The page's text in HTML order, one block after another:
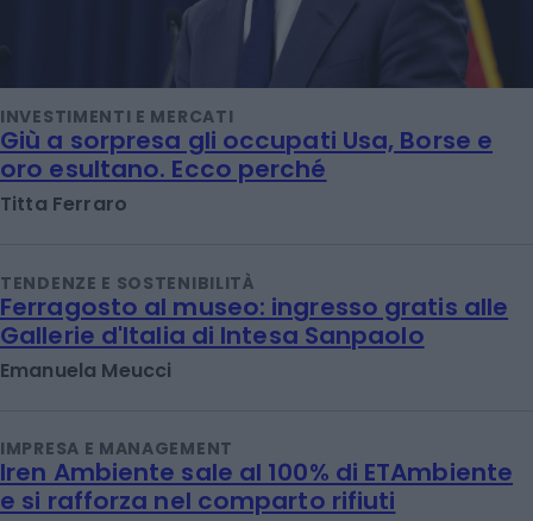
INVESTIMENTI E MERCATI
Giù a sorpresa gli occupati Usa, Borse e
oro esultano. Ecco perché
Titta Ferraro
TENDENZE E SOSTENIBILITÀ
Ferragosto al museo: ingresso gratis alle
Gallerie d'Italia di Intesa Sanpaolo
Emanuela Meucci
IMPRESA E MANAGEMENT
Iren Ambiente sale al 100% di ETAmbiente
e si rafforza nel comparto rifiuti